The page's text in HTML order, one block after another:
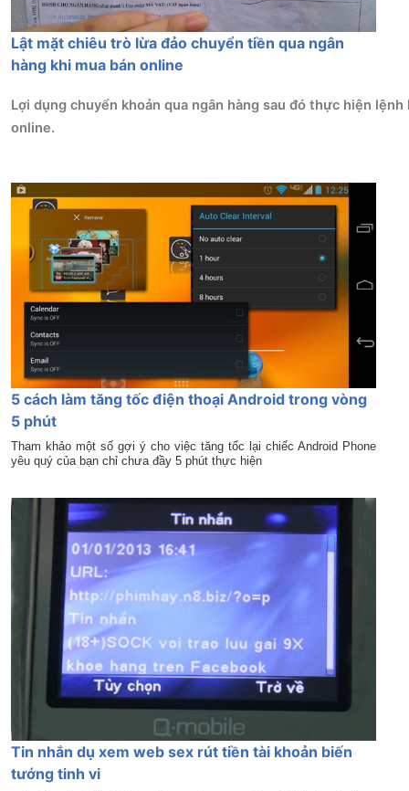
Lật mặt chiêu trò lừa đảo chuyển tiền qua ngân
hàng khi mua bán online
Lợi dụng chuyển khoản qua ngân hàng sau đó thực hiện
online.
5 cách làm tăng tốc điện thoại Android trong vòng
5 phút
Tham khảo một số gợi ý cho việc tăng tốc lại chiếc Android Phone
yêu quý của bạn chỉ chưa đầy 5 phút thực hiện
Tin nhắn dụ xem web sex rút tiền tài khoản biến
tướng tinh vi